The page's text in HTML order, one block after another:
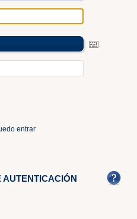
entrar
AUTENTICACIÓN